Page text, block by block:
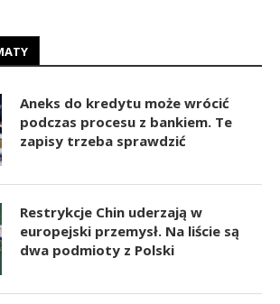
Aneks do kredytu może wrócić
podczas procesu z bankiem. Te
zapisy trzeba sprawdzić
Restrykcje Chin uderzają w
europejski przemysł. Na liście są
dwa podmioty z Polski